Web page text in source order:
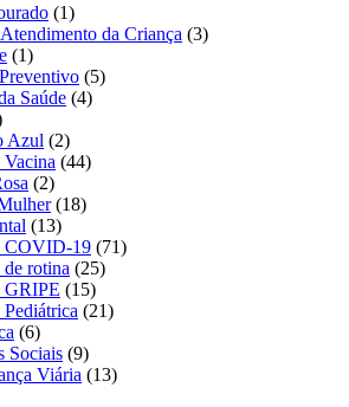
(1)
da Criança (3)
(1)
(5)
Saúde (4)
Azul (2)
(44)
(2)
(18)
(13)
COVID-19 (71)
de rotina (25)
GRIPE (15)
(21)
(6)
Sociais (9)
Viária (13)